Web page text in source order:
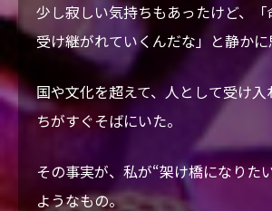
少し寂しい気持ちもあったけど、「
受け継がれていくんだな」と静かに
国や文化を超えて、人として受け
ちがすぐそばにいた。
その事実が、私が“架け橋になりた
ようなもの。